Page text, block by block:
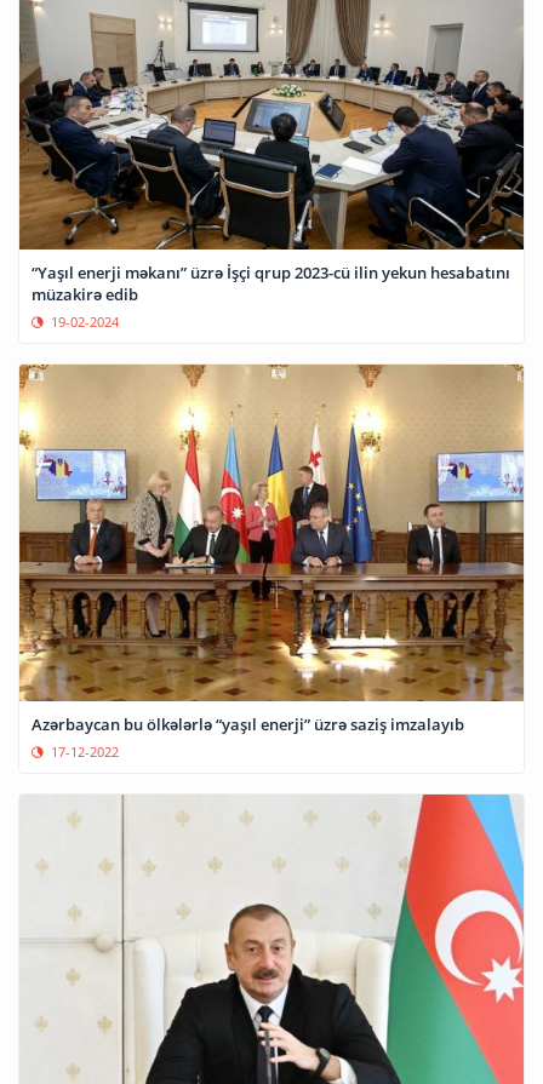
“Yaşıl enerji məkanı” üzrə İşçi qrup 2023-cü ilin yekun hesabatını
müzakirə edib
19-02-2024
Azərbaycan bu ölkələrlə “yaşıl enerji” üzrə saziş imzalayıb
17-12-2022